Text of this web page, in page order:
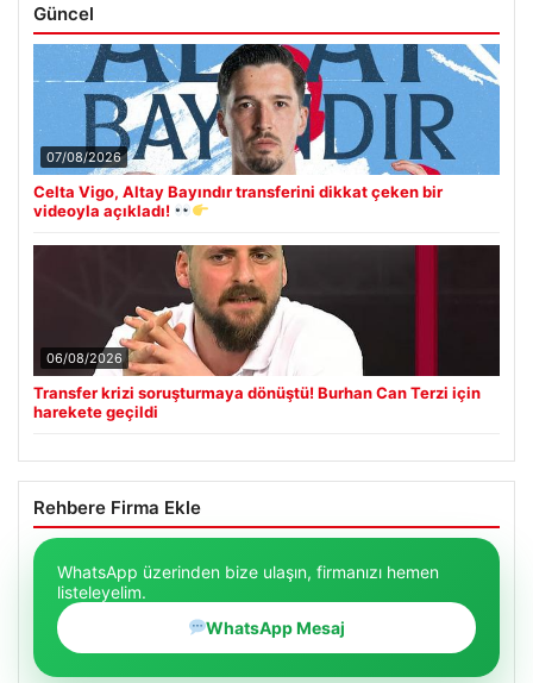
Güncel
07/08/2026
Celta Vigo, Altay Bayındır transferini dikkat çeken bir
videoyla açıkladı!
06/08/2026
Transfer krizi soruşturmaya dönüştü! Burhan Can Terzi için
harekete geçildi
Rehbere Firma Ekle
WhatsApp üzerinden bize ulaşın, firmanızı hemen
listeleyelim.
WhatsApp Mesaj